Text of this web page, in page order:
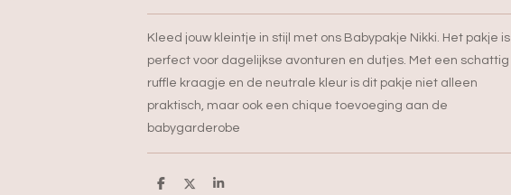
Kleed jouw kleintje in stijl met ons Babypakje Nikki. Het pakje is
perfect voor dagelijkse avonturen en dutjes. Met een schattig
ruffle kraagje en de neutrale kleur is dit pakje niet alleen
praktisch, maar ook een chique toevoeging aan de
babygarderobe
D
D
S